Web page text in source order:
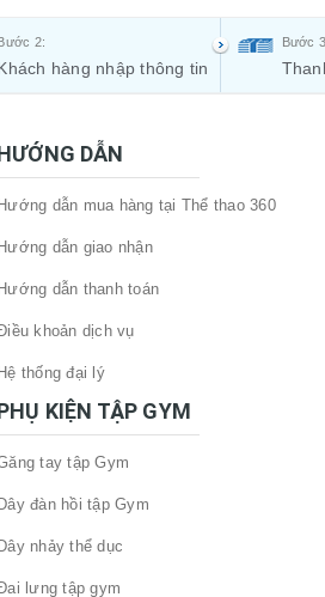
2:
hàng nhập thông tin
Bước
DẪN
Hướng dẫn mua hàng tại Thể thao 360
Hướng dẫn giao nhận
Hướng dẫn thanh toán
khoản dịch vụ
Hệ thống đại lý
KIỆN TẬP GYM
tay tập Gym
Dây đàn hồi tập Gym
Dây nhảy thể dục
lưng tập gym